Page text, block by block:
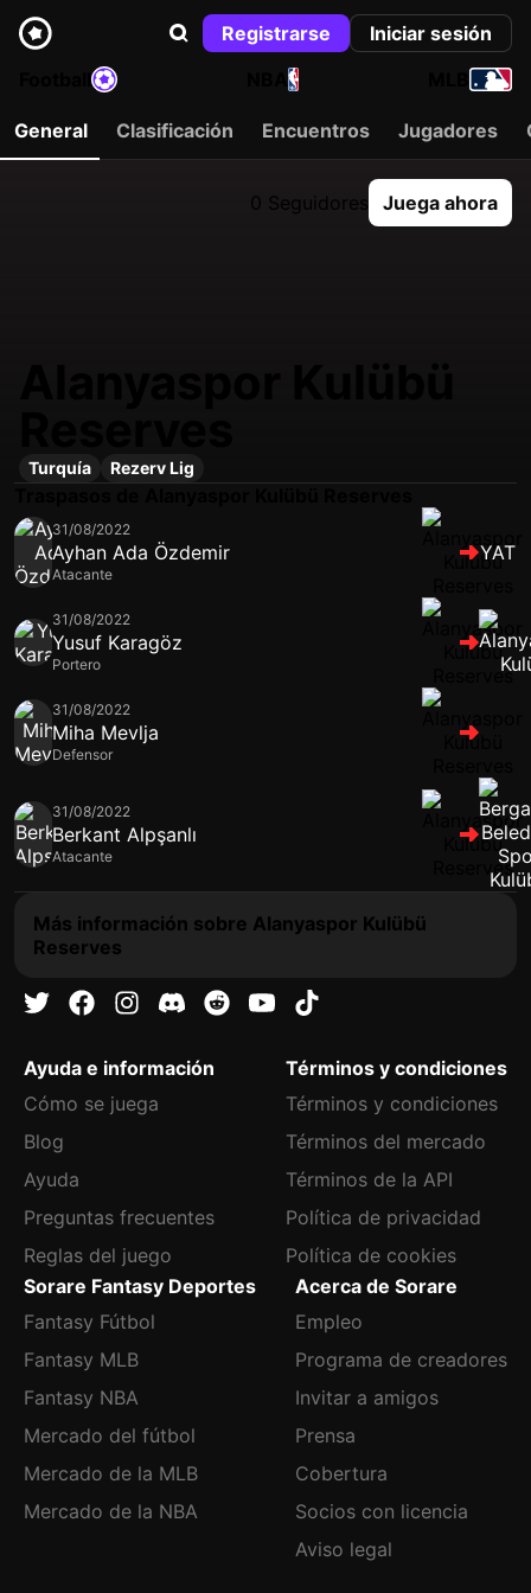
Registrarse
Iniciar sesión
NBA
General Clasificación Encuentros Jugadores
0 Seguidores Juega ahora
Turquía Rezerv Lig
31/08/2022
Ayhan Ada Özdemir
Atacante
YAT
31/08/2022
Yusuf Karagöz
Portero
31/08/2022
Miha Mevlja
Defensor
31/08/2022
Berkant Alpşanlı
Atacante
Más información sobre Alanyaspor Kulübü
Reserves
Ayuda e información
Cómo se juega
Blog
Ayuda
Preguntas frecuentes
Reglas del juego
Términos y condiciones
Términos y condiciones
Términos del mercado
Términos de la API
Política de privacidad
Política de cookies
Sorare Fantasy Deportes
Fantasy Fútbol
Fantasy MLB
Fantasy NBA
Mercado del fútbol
Mercado de la MLB
Mercado de la NBA
Acerca de Sorare
Empleo
Programa de creadores
Invitar a amigos
Prensa
Cobertura
Socios con licencia
Aviso legal